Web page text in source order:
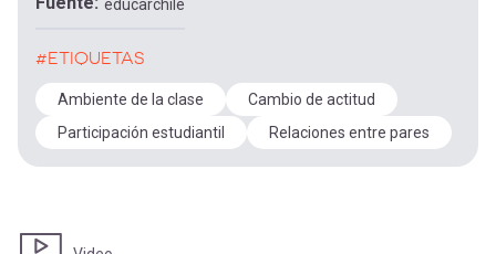
educarchile
#ETIQUETAS
Ambiente de la clase
Cambio de actitud
Participación estudiantil
Relaciones entre pares